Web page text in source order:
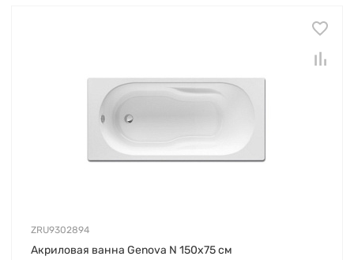
ZRU9302894
Акриловая ванна Genova N 150х75 см